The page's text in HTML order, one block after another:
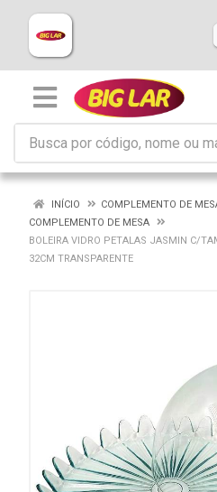
INÍCIO
COMPLEMENTO DE
COMPLEMENTO DE MESA
BOLEIRA VIDRO PETALAS JASMIN C/
32CM TRANSPARENTE